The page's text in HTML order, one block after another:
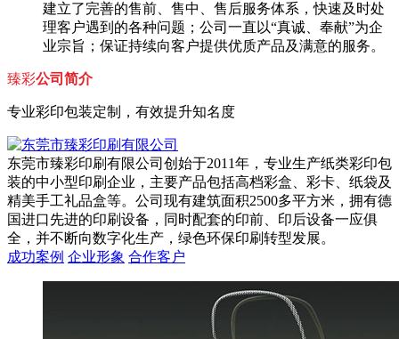
建立了完善的售前、售中、售后服务体系，快速及时处
理客户遇到的各种问题；公司一直以“真诚、奉献”为企
业宗旨；保证持续向客户提供优质产品及满意的服务。
臻彩公司简介
专业彩印包装定制，有效提升知名度
东莞市臻彩印刷有限公司创始于2011年，专业生产纸类彩印包
装的中小型印刷企业，主要产品包括高档彩盒、彩卡、纸袋及
精美手工礼品盒等。公司现有建筑面积2500多平方米，拥有德
国进口先进的印刷设备，同时配套的印前、印后设备一应俱
全，并不断向数字化生产，绿色环保印刷转型发展。
成功案例 企业形象 合作客户